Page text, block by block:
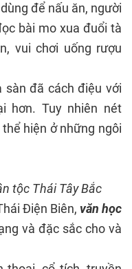
để nấu ăn, người
bài mo xua đuổi tà
vui chơi uống rượu
đã cách điệu với
hơn. Tuy nhiên nét
hiện ở những ngôi
tộc Thái Tây Bắc
Điện Biên, văn học
và đặc sắc cho và